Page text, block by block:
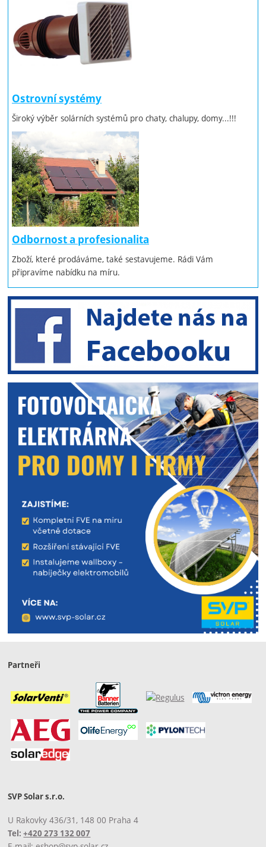
Ostrovní systémy
Široký výběr solárních systémů pro chaty, chalupy, domy...!!!
Odbornost a profesionalita
Zboží, které prodáváme, také sestavujeme. Rádi Vám
připravíme nabídku na míru.
Partneři
SVP Solar s.r.o.
U Rakovky 436/31, 148 00 Praha 4
Tel:+420 273 132 007